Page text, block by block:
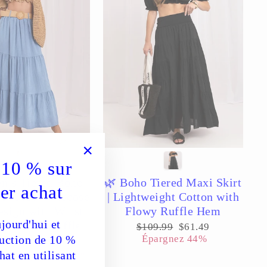
% sur
achat
et
de 10 %
en utilisant
(Esc)"
Tiered Boho
| Flowy Viscose
Ruffle
Finish
Épargnez 43%
🌿 Boho Tiered Maxi Skirt
| Lightweight Cotton with
Flowy Ruffle Hem
Prix
régulier
$109.99 Prix
réduit
$61.49
Épargnez 44%